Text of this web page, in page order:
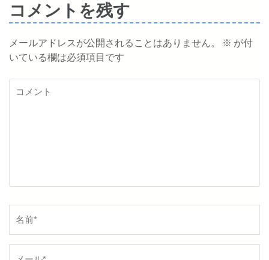
ー
シ
ン
コメントを残す
メールアドレスが公開されることはありません。 ※ が付
いている欄は必須項目です
前